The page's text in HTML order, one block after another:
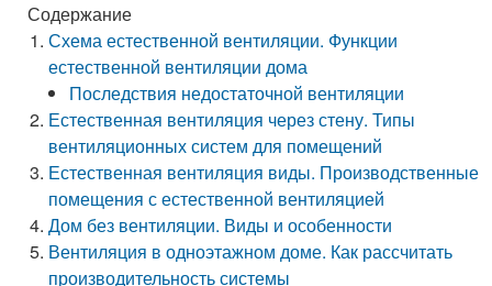
Содержание
Схема естественной вентиляции. Функции
естественной вентиляции дома
Последствия недостаточной вентиляции
Естественная вентиляция через стену. Типы
вентиляционных систем для помещений
Естественная вентиляция виды. Производственные
помещения с естественной вентиляцией
Дом без вентиляции. Виды и особенности
Вентиляция в одноэтажном доме. Как рассчитать
производительность системы